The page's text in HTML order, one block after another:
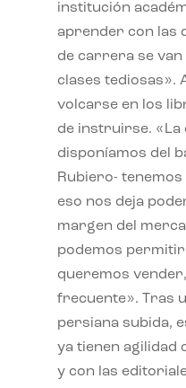
institución
aprender con las
de carrera se
clases tediosas».
volcarse en los
de instruirse. «La
disponíamos del
Rubiero-
eso nos deja
margen del
podemos
queremos
frecuente». Tras
persiana subida,
ya tienen agilidad
y con las